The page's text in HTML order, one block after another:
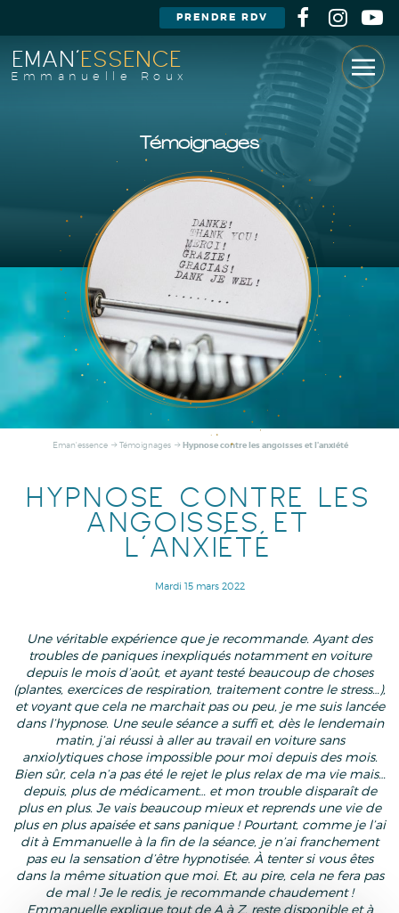
Témoignages
EMAN'ESSENCE
Emmanuelle Roux
PRENDRE RDV
Eman'essence Témoignages Hypnose contre les angoisses et l'anxiété
HYPNOSE CONTRE LES
ANGOISSES ET
L'ANXIÉTÉ
Mardi 15 mars 2022
Une véritable expérience que je recommande. Ayant des
troubles de paniques inexpliqués notamment en voiture
depuis le mois d’août, et ayant testé beaucoup de choses
(plantes, exercices de respiration, traitement contre le stress…),
et voyant que cela ne marchait pas ou peu, je me suis lancée
dans l’hypnose. Une seule séance a suffi et, dès le lendemain
matin, j’ai réussi à aller au travail en voiture sans
anxiolytiques chose impossible pour moi depuis des mois.
Bien sûr, cela n’a pas été le rejet le plus relax de ma vie mais…
depuis, plus de médicament… et mon trouble disparaît de
plus en plus. Je vais beaucoup mieux et reprends une vie de
plus en plus apaisée et sans panique ! Pourtant, comme je l’ai
dit à Emmanuelle à la fin de la séance, je n’ai franchement
pas eu la sensation d’être hypnotisée. À tenter si vous êtes
dans la même situation que moi. Et, au pire, cela ne fera pas
de mal ! Je le redis, je recommande chaudement !
Emmanuelle explique tout de A à Z, reste disponible et à